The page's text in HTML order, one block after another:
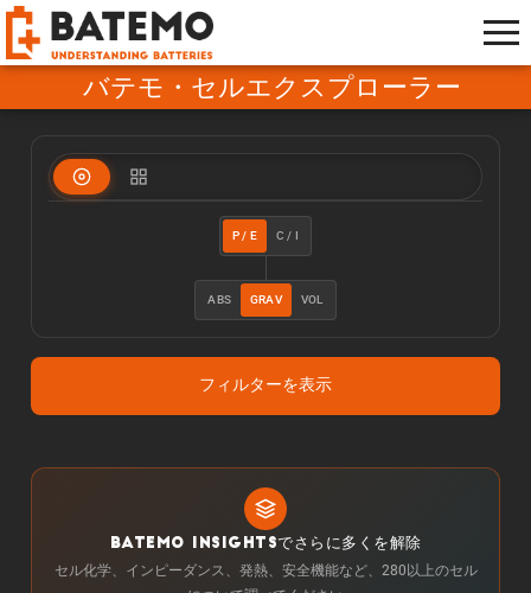
バテモ・セルエクスプローラー
P / E C / I
ABS GRAV VOL
フィルターを表示
BATEMO INSIGHTSでさらに多くを解除
セル化学、インピーダンス、発熱、安全機能など、280以上のセル